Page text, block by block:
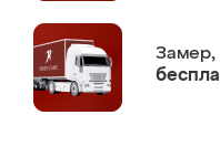
Замер,